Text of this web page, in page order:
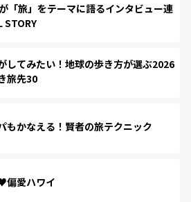
「旅」をテーマに語るインタビュー連
STORY
してみたい！地球の歩き方が選ぶ2026
旅先30
もかなえる！賢者の旅テクニック
偏愛ハワイ